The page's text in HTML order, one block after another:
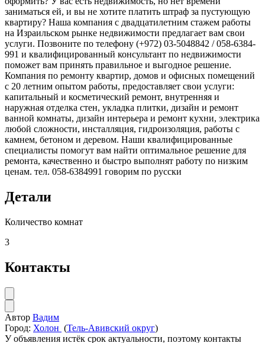
заниматься ей, и вы не хотите платить штраф за пустующую
квартиру? Наша компания с двадцатилетним стажем работы
на Израильском рынке недвижимости предлагает вам свои
услуги. Позвоните по телефону (+972) 03-5048842 / 058-6384-
991 и квалифицированный консультант по недвижимости
поможет вам принять правильное и выгодное решение.
Компания по ремонту квартир, домов и офисных помещений
с 20 летним опытом работы, предоставляет свои услуги:
капитальный и косметический ремонт, внутренняя и
наружная отделка стен, укладка плитки, дизайн и ремонт
ванной комнаты, дизайн интерьера и ремонт кухни, электрика
любой сложности, инсталляция, гидроизоляция, работы с
камнем, бетоном и деревом. Наши квалифицированные
специалисты помогут вам найти оптимальное решение для
ремонта, качественно и быстро выполнят работу по низким
ценам. тел. 058-6384991 говорим по русски
Детали
Количество комнат
3
Контакты
Автор Вадим
Город: Холон (Тель-Авивский округ)
У объявления истёк срок актуальности, поэтому контакты